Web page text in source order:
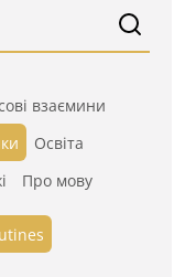
взаємини
Освіта
Про мову